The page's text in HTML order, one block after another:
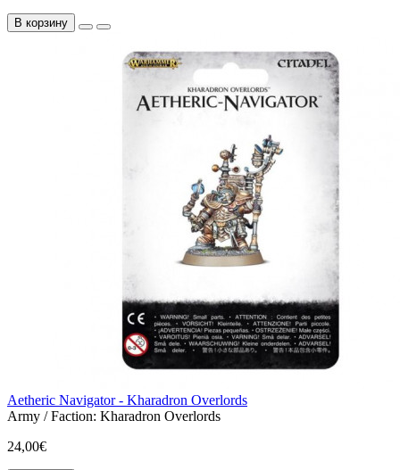
В корзину
Aetheric Navigator - Kharadron Overlords
Army / Faction: Kharadron Overlords
24,00€